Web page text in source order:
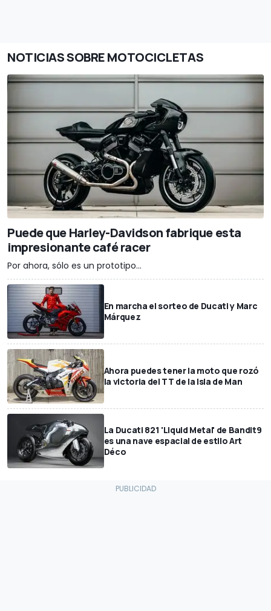
NOTICIAS SOBRE MOTOCICLETAS
Puede que Harley-Davidson fabrique esta
impresionante café racer
Por ahora, sólo es un prototipo...
En marcha el sorteo de Ducati y Marc
Márquez
Ahora puedes tener la moto que rozó
la victoria del TT de la Isla de Man
La Ducati 821 'Liquid Metal' de Bandit9
es una nave espacial de estilo Art
Déco